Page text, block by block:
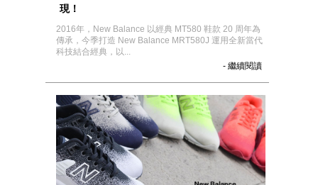
現！
2016年，New Balance 以經典 MT580 鞋款 20 周年為
傳承，今季打造 New Balance MRT580J 運用全新當代
科技結合經典，以...
- 繼續閱讀